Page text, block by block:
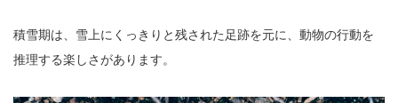
積雪期は、雪上にくっきりと残された足跡を元に、動物の行動を
推理する楽しさがあります。